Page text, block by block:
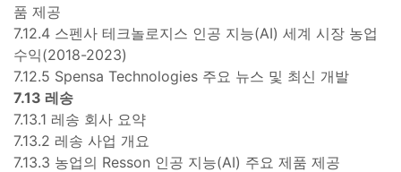
품 제공
7.12.4 스펜사 테크놀로지스 인공 지능(AI) 세계 시장 농업
수익(2018-2023)
7.12.5 Spensa Technologies 주요 뉴스 및 최신 개발
7.13 레송
7.13.1 레송 회사 요약
7.13.2 레송 사업 개요
7.13.3 농업의 Resson 인공 지능(AI) 주요 제품 제공